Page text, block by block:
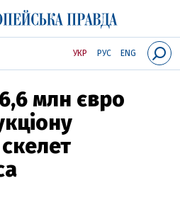
УКР РУС ENG
млн євро